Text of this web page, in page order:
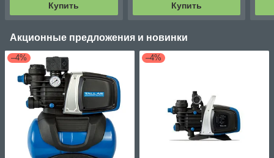
Купить Купить
Акционные предложения и новинки
–4% –4%